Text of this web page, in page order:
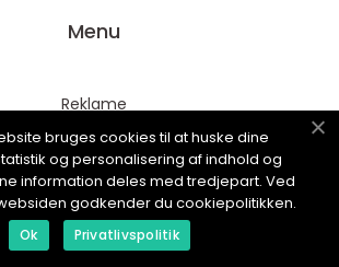
Menu
Reklame
Om oss
Cookies
Kontakt Oss
Sitemap
bruges cookies til at huske dine
og personalisering af indhold og
information deles med tredjepart. Ved
godkender du cookiepolitikken.
Ok Privatlivspolitik